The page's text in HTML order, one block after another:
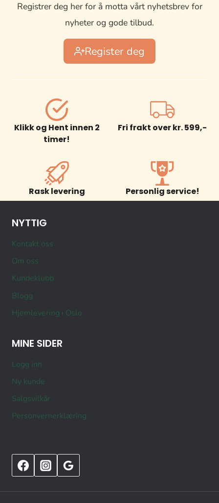
Registrer deg her for å motta vårt nyhetsbrev for
nyheter og gode tilbud.
Register deg
Klikk og Hent innen 2
timer!
Fri frakt over kr. 599,-
Rask levering Personlig service!
NYTTIG
Kontakt oss
Om oss
Kundeklubb
Blogg
Hjemlevering i Oslo
MINE SIDER
Logg inn
Ny kunde
Salgsvilkår
Personvernerklæring